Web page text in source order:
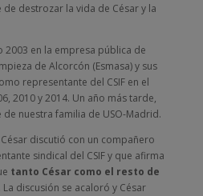
destrozar la vida de César y la
2003 en la empresa pública de
de Alcorcón (Esmasa) y sus
representante del CSIF en el
2010 y 2014. Un año más tarde,
nuestra familia de USO-Madrid.
discutió con un compañero
sindical del CSIF y que afirma
tanto César como el resto de
. La discusión se acaloró y César